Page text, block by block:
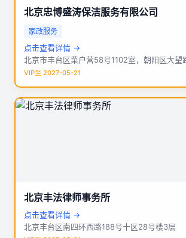
北京忠博盛涛保洁服务有限公司
家政服务
点击查看详情 →
VIP至 2027-05-21
北京丰法律师事务所
点击查看详情 →
北京丰台区南四环西路188号十区28号楼3层